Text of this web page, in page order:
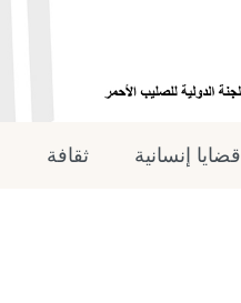
قضايا إنسانية ثقافة